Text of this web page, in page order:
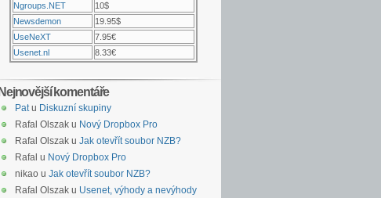
Ngroups.NET
10$
Newsdemon
19.95$
UseNeXT
7.95€
Usenet.nl
8.33€
komentáře
Patu Diskuzní skupiny
Rafal Olszak u Nový Dropbox Pro
Rafal Olszak u Jak otevřít soubor NZB?
Rafal u Nový Dropbox Pro
nikao u Jak otevřít soubor NZB?
Rafal Olszak u Usenet, výhody a nevýhody